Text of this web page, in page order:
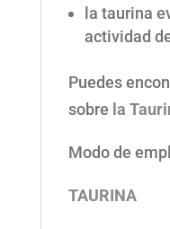
la taurina
actividad
Puedes
sobre la
Modo de
TAURINA